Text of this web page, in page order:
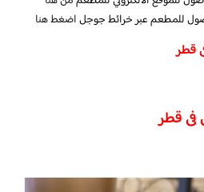
للمطعم عبر خرائط جوجلاضغط هنا
قطر
قطر